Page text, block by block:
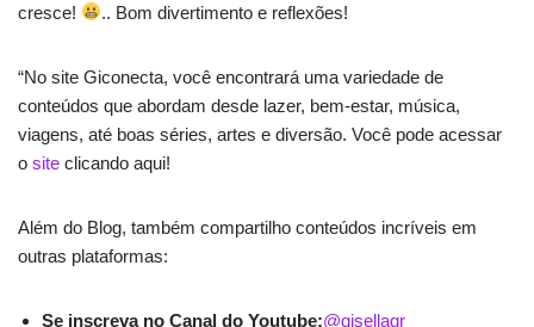
cresce!
.. Bom divertimento e reflexões!
“No site Giconecta, você encontrará uma variedade de
conteúdos que abordam desde lazer, bem-estar, música,
viagens, até boas séries, artes e diversão. Você pode acessar
o site clicando aqui!
Além do Blog, também compartilho conteúdos incríveis em
outras plataformas:
Se inscreva no Canal do Youtube:@gisellagr